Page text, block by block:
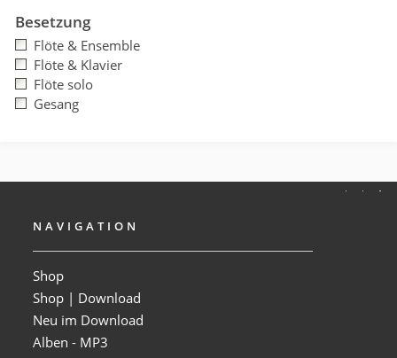
Besetzung
Flöte & Ensemble
Flöte & Klavier
Flöte solo
Gesang
NAVIGATION
Shop
Shop | Download
Neu im Download
Alben - MP3